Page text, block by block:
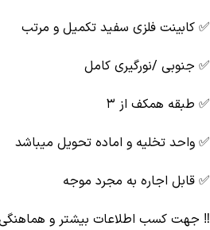
✅ کابینت فلزی سفید تکمیل و مرتب
✅ جنوبی /نورگیری کامل
✅ طبقه همکف از ۳
✅ واحد تخلیه و اماده تحویل میباشد
✅ قابل اجاره به مجرد موجه
‼ جهت کسب اطلاعات بیشتر و هماهنگی